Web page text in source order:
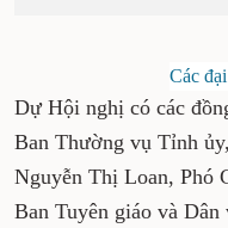
Các
Dự Hội nghị có các
Ban Thường vụ Tỉnh
Nguyễn Thị Loan, Phó
Ban Tuyên giáo và